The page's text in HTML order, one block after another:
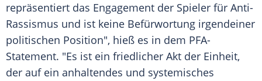
repräsentiert das Engagement der Spieler für Anti-
Rassismus und ist keine Befürwortung irgendeiner
politischen Position", hieß es in dem PFA-
Statement. "Es ist ein friedlicher Akt der Einheit,
der auf ein anhaltendes und systemisches